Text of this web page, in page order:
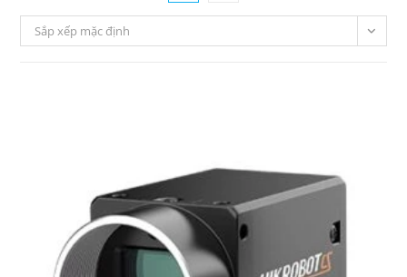
Sắp xếp mặc định